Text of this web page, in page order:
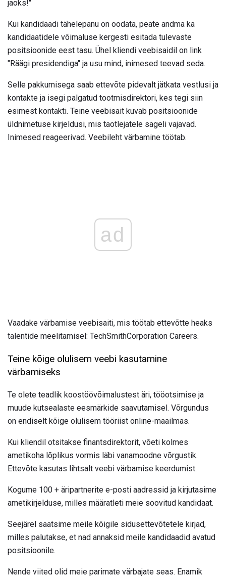
jaoks!"
Kui kandidaadi tähelepanu on oodata, peate andma ka
kandidaatidele võimaluse kergesti esitada tulevaste
positsioonide eest tasu. Ühel kliendi veebisaidil on link
"Räägi presidendiga" ja usu mind, inimesed teevad seda.
Selle pakkumisega saab ettevõte pidevalt jätkata vestlusi ja
kontakte ja isegi palgatud tootmisdirektori, kes tegi siin
esimest kontakti. Teine veebisait kuvab positsioonide
üldnimetuse kirjeldusi, mis taotlejatele sageli vajavad.
Inimesed reageerivad. Veebileht värbamine töötab.
ad
Vaadake värbamise veebisaiti, mis töötab ettevõtte heaks
talentide meelitamisel: TechSmithCorporation Careers.
Teine kõige olulisem veebi kasutamine
värbamiseks
Te olete teadlik koostöövõimalustest äri, tööotsimise ja
muude kutsealaste eesmärkide saavutamisel. Võrgundus
on endiselt kõige olulisem tööriist online-maailmas.
Kui kliendil otsitakse finantsdirektorit, võeti kolmes
ametikoha lõplikus vormis läbi vanamoodne võrgustik.
Ettevõte kasutas lihtsalt veebi värbamise keerdumist.
Kogume 100 + äripartnerite e-posti aadressid ja kirjutasime
ametikirjelduse, milles määratleti meie soovitud kandidaat.
Seejärel saatsime meile kõigile sidusettevõtetele kirjad,
milles palutakse, et nad annaksid meile kandidaadid avatud
positsioonile.
Nende viited olid meie parimate värbajate seas. Enamik